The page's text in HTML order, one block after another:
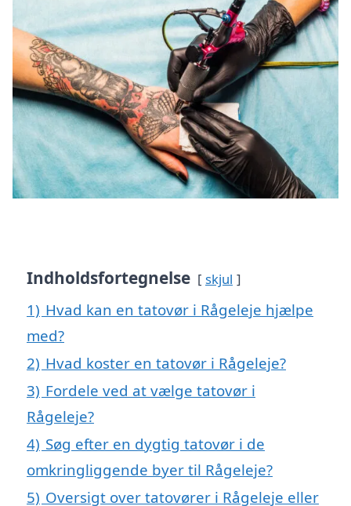
Indholdsfortegnelse skjul
1) Hvad kan en tatovør i Rågeleje hjælpe
med?
2) Hvad koster en tatovør i Rågeleje?
3) Fordele ved at vælge tatovør i
Rågeleje?
4) Søg efter en dygtig tatovør i de
omkringliggende byer til Rågeleje?
5) Oversigt over tatovører i Rågeleje eller